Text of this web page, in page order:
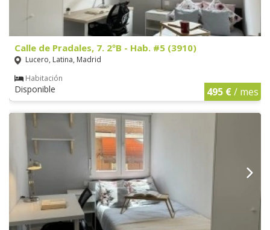
Calle de Pradales, 7. 2ºB - Hab. #5 (3910)
Lucero, Latina, Madrid
Habitación
Disponible 495 €/ mes